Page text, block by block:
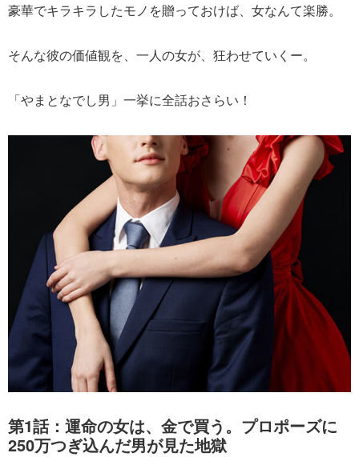
豪華でキラキラしたモノを贈っておけば、女なんて楽勝。
そんな彼の価値観を、一人の女が、狂わせていくー。
「やまとなでし男」一挙に全話おさらい！
第1話：運命の女は、金で買う。プロポーズに
250万つぎ込んだ男が見た地獄